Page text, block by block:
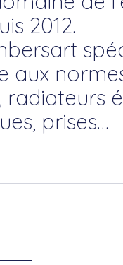
2012.
aux
prises…